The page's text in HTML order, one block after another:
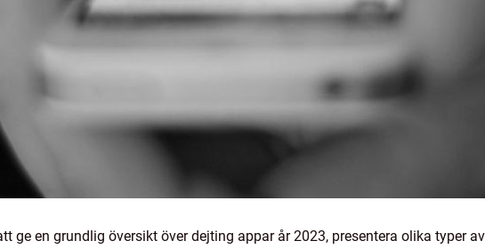
ge en grundlig översikt över dejting appar år 2023, presentera olika typer